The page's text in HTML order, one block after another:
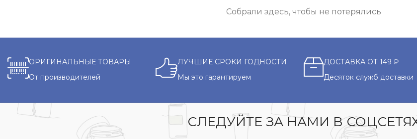
Собрали здесь, чтобы не потерялись
ОРИГИНАЛЬНЫЕ ТОВАРЫ
От производителей
ЛУЧШИЕ СРОКИ ГОДНОСТИ
Мы это гарантируем
ДОСТАВКА ОТ 149 ₽
Десяток служб доставки
СЛЕДУЙТЕ ЗА НАМИ В